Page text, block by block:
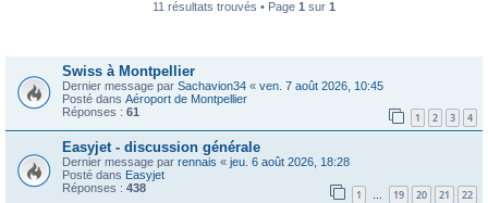
11 résultats trouvés • Page 1 sur 1
Swiss à Montpellier
Dernier message par Sachavion34 « ven. 7 août 2026, 10:45
Posté dans Aéroport de Montpellier
Réponses : 61 1 2 3 4
Easyjet - discussion générale
Dernier message par rennais « jeu. 6 août 2026, 18:28
Posté dans Easyjet
Réponses : 438 1 … 19 20 21 22